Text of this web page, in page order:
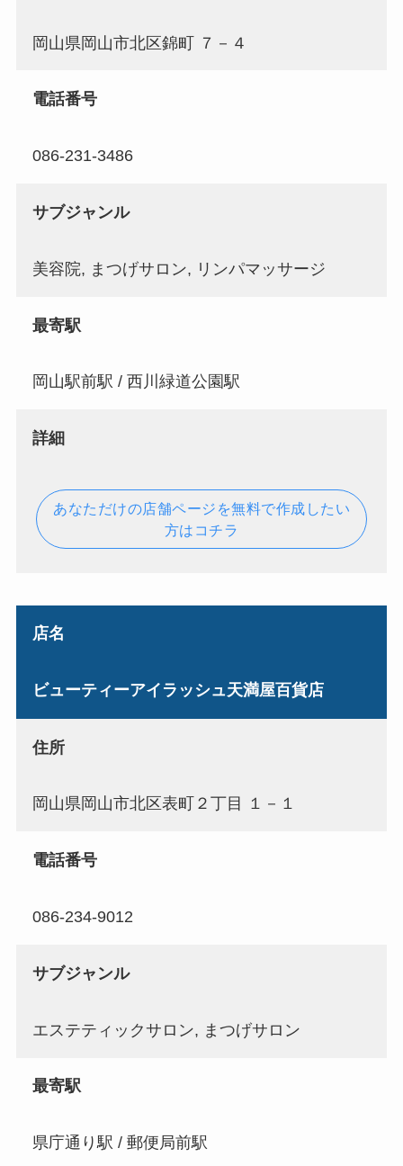
岡山県岡山市北区錦町 ７－４
電話番号
086-231-3486
サブジャンル
美容院, まつげサロン, リンパマッサージ
最寄駅
岡山駅前駅 / 西川緑道公園駅
詳細
あなただけの店舗ページを無料で作成したい
方はコチラ
店名
ビューティーアイラッシュ天満屋百貨店
住所
岡山県岡山市北区表町２丁目 １－１
電話番号
086-234-9012
サブジャンル
エステティックサロン, まつげサロン
最寄駅
県庁通り駅 / 郵便局前駅